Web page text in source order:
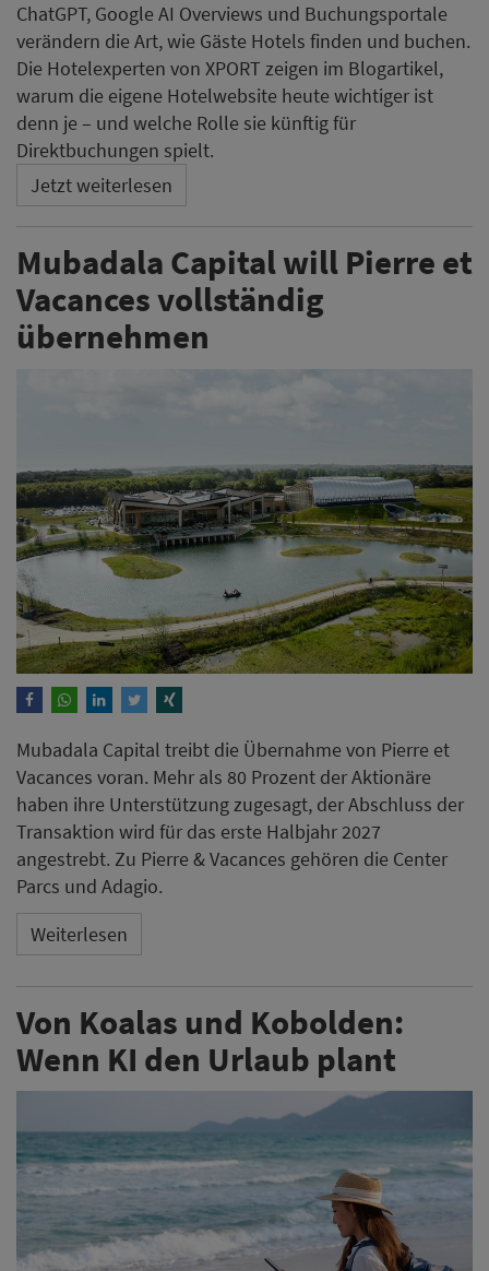
ChatGPT, Google AI Overviews und Buchungsportale
verändern die Art, wie Gäste Hotels finden und buchen.
Die Hotelexperten von XPORT zeigen im Blogartikel,
warum die eigene Hotelwebsite heute wichtiger ist
denn je – und welche Rolle sie künftig für
Direktbuchungen spielt.
Jetzt weiterlesen
Mubadala Capital will Pierre et
Vacances vollständig
übernehmen
Mubadala Capital treibt die Übernahme von Pierre et
Vacances voran. Mehr als 80 Prozent der Aktionäre
haben ihre Unterstützung zugesagt, der Abschluss der
Transaktion wird für das erste Halbjahr 2027
angestrebt. Zu Pierre & Vacances gehören die Center
Parcs und Adagio.
Weiterlesen
Von Koalas und Kobolden:
Wenn KI den Urlaub plant